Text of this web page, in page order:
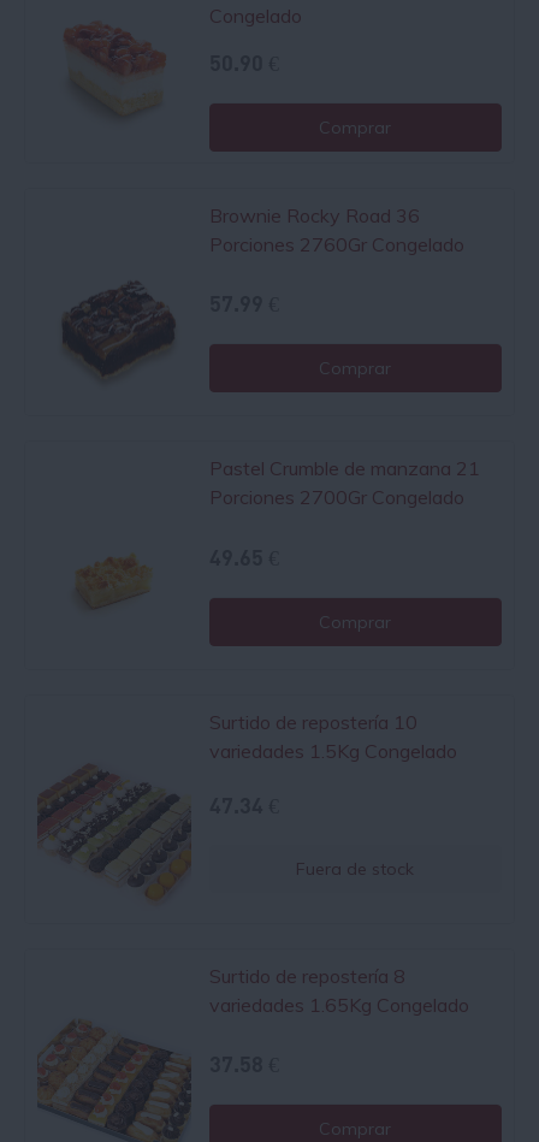
Congelado
Comprar
Brownie Rocky Road 36
Porciones 2760Gr Congelado
Comprar
Pastel Crumble de manzana 21
Porciones 2700Gr Congelado
Comprar
Surtido de repostería 10
variedades 1.5Kg Congelado
Fuera de stock
Surtido de repostería 8
variedades 1.65Kg Congelado
Comprar